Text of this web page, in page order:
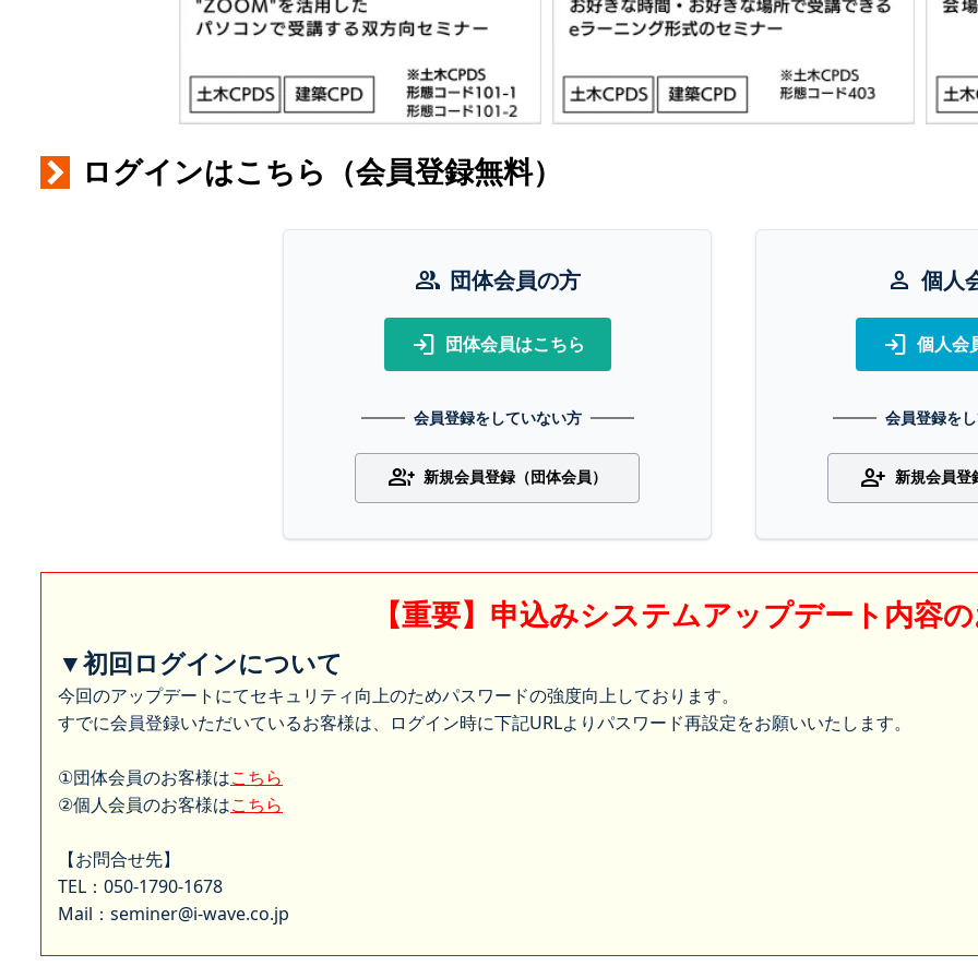
ログインはこちら（会員登録無料）
group 団体会員の方
login 団体会員はこちら
会員登録をしていない方
group_add 新規会員登録（団体会員）
person 個人
login 個人会
会員登録を
person_add 新規会員登
【重要】申込みシステムアップデート内容
▼初回ログインについて
今回のアップデートにてセキュリティ向上のためパスワードの強度向上しております。
すでに会員登録いただいているお客様は、ログイン時に下記URLよりパスワード再設定をお願いいたします。
①団体会員のお客様はこちら
②個人会員のお客様はこちら
【お問合せ先】
TEL：050-1790-1678
Mail：seminer@i-wave.co.jp